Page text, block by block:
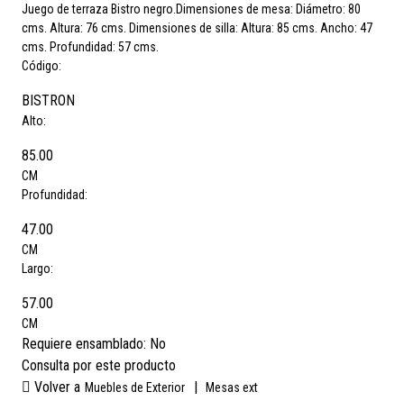
Juego de terraza Bistro negro.Dimensiones de mesa: Diámetro: 80
cms. Altura: 76 cms. Dimensiones de silla: Altura: 85 cms. Ancho: 47
cms. Profundidad: 57 cms.
Código:
BISTRON
Alto:
85.00
CM
Profundidad:
47.00
CM
Largo:
57.00
CM
Requiere ensamblado: No
Consulta por este producto
Volver a Muebles de Exterior | Mesas ext